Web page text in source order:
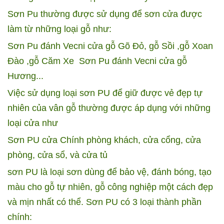
Sơn Pu thường được sử dụng để sơn cửa được
làm từ những loại gỗ như:
Sơn Pu đánh Vecni cửa gỗ Gõ Đỏ, gỗ Sồi ,gỗ Xoan
Đào ,gỗ Căm Xe Sơn Pu đánh Vecni cửa gỗ
Hương...
Việc sử dụng loại sơn PU để giữ được vẻ đẹp tự
nhiên của vân gỗ thường được áp dụng với những
loại cửa như
Sơn PU cửa Chính phòng khách, cửa cổng, cửa
phòng, cửa sổ, và cửa tủ
sơn PU là loại sơn dùng để bảo vệ, đánh bóng, tạo
màu cho gỗ tự nhiên, gỗ công nghiệp một cách đẹp
và mịn nhất có thể. Sơn PU có 3 loại thành phần
chính: